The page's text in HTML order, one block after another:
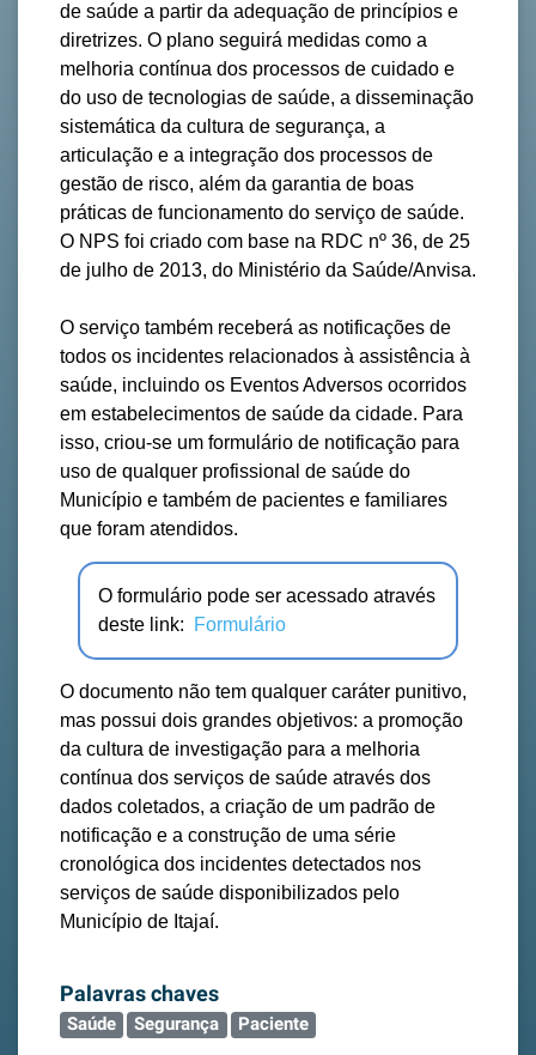
de saúde a partir da adequação de princípios e
diretrizes. O plano seguirá medidas como a
melhoria contínua dos processos de cuidado e
do uso de tecnologias de saúde, a disseminação
sistemática da cultura de segurança, a
articulação e a integração dos processos de
gestão de risco, além da garantia de boas
práticas de funcionamento do serviço de saúde.
O NPS foi criado com base na RDC nº 36, de 25
de julho de 2013, do Ministério da Saúde/Anvisa.
O serviço também receberá as notificações de
todos os incidentes relacionados à assistência à
saúde, incluindo os Eventos Adversos ocorridos
em estabelecimentos de saúde da cidade. Para
isso, criou-se um formulário de notificação para
uso de qualquer profissional de saúde do
Município e também de pacientes e familiares
que foram atendidos.
O formulário pode ser acessado através
deste link:
Formulário
O documento não tem qualquer caráter punitivo,
mas possui dois grandes objetivos: a promoção
da cultura de investigação para a melhoria
contínua dos serviços de saúde através dos
dados coletados, a criação de um padrão de
notificação e a construção de uma série
cronológica dos incidentes detectados nos
serviços de saúde disponibilizados pelo
Município de Itajaí.
Palavras chaves
Saúde Segurança Paciente